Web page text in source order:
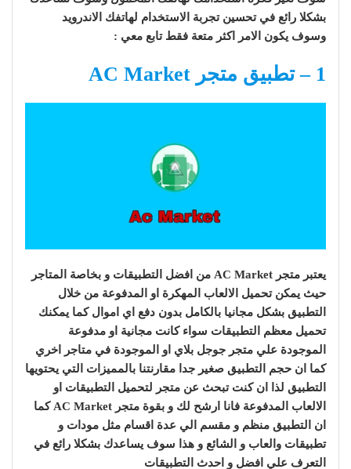
بشكلا رائع في تحسين تجربة الاستخدام لهاتفك الاندرويد
وسوف يكون الامر اكثر متعة فقط تابع معي :
1 – تطبيق متجر AC Market
يعتبر متجر AC Market من افضل التطبيقات و بخاصة المتاجر
حيث يمكن تحميل الالعاب المهكرة او المدفوعة من خلال
التطبيق بشكل مجانيا بالكامل بدون دفع اي اموال كما يمكنك
تحميل معظم التطبيقات سواء كانت مجانية او مدفوعة
الموجودة علي متجر جوجل بلاي او الموجودة في متاجر اخري
كما ان حجم التطبيق صغير جدا مقارنتنا بالمميزات التي يحتويها
التطبيق لذا ان كنت تبحث عن متجر لتحميل التطبيقات او
الالعاب المدفوعة فانا ارشح لك و بقوة متجر AC Market كما
ان التطبيق منظم و مقسم الي عدة اقسام مثل مودات و
تطبيقات والعاب و الشائع و هذا سوف يساعدك بشكلا رائع في
التعرف علي افضل و احدث التطبيقات